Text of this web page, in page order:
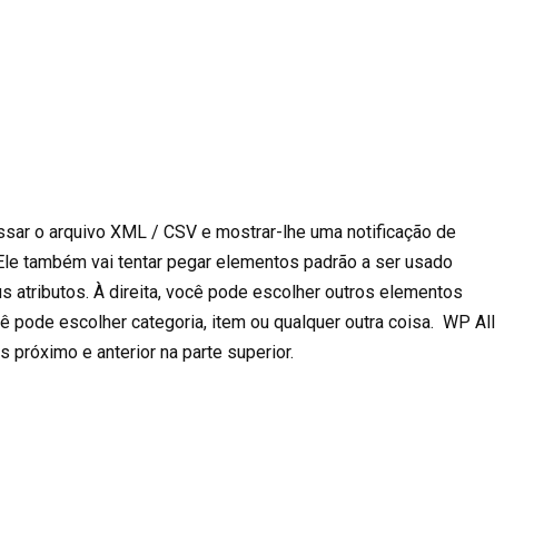
o arquivo XML / CSV e mostrar-lhe uma notificação de
também vai tentar pegar elementos padrão a ser usado
atributos. À direita, você pode escolher outros elementos
pode escolher categoria, item ou qualquer outra coisa. WP All
próximo e anterior na parte superior.